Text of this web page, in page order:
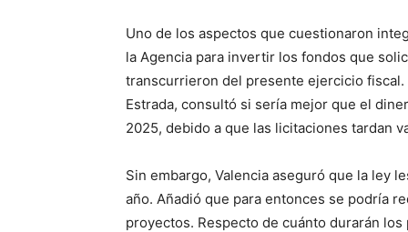
Uno de los aspectos que cuestionaron
la Agencia para invertir los fondos que
transcurrieron del presente ejercicio
Estrada, consultó si sería mejor que el
2025, debido a que las licitaciones tardan
Sin embargo, Valencia aseguró que la ley
año. Añadió que para entonces se podría
proyectos. Respecto de cuánto durarán